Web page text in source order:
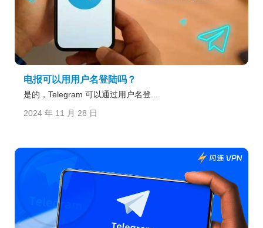
电报可以用用户名登陆吗？
是的，Telegram 可以通过用户名登...
2024 年 11 月 28 日